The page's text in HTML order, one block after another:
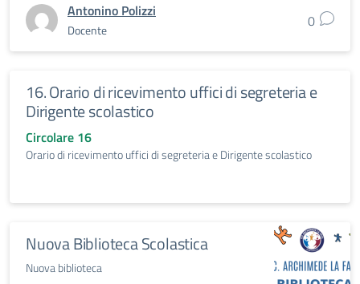
Antonino Polizzi
Docente 0
16. Orario di ricevimento uffici di segreteria e
Dirigente scolastico
Circolare 16
Orario di ricevimento uffici di segreteria e Dirigente scolastico
Nuova Biblioteca Scolastica
Nuova biblioteca